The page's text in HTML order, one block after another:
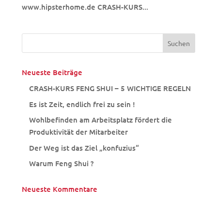
www.hipsterhome.de CRASH-KURS...
Neueste Beiträge
CRASH-KURS FENG SHUI – 5 WICHTIGE REGELN
Es ist Zeit, endlich frei zu sein !
Wohlbefinden am Arbeitsplatz fördert die
Produktivität der Mitarbeiter
Der Weg ist das Ziel „konfuzius“
Warum Feng Shui ?
Neueste Kommentare